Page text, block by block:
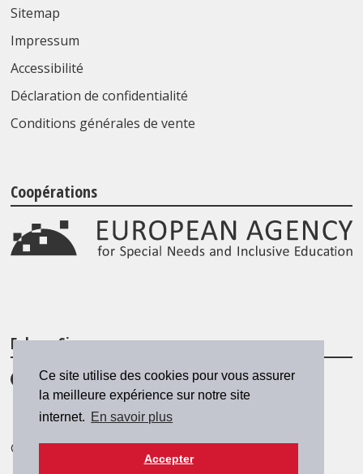
Ce site utilise des cookies pour vous assurer
la meilleure expérience sur notre site
internet. En savoir plus
Accepter
Sitemap
Impressum
Accessibilité
Déclaration de confidentialité
Conditions générales de vente
Coopérations
Folgen Sie uns
© 2026 SZH/CSPS|csps@csps.ch